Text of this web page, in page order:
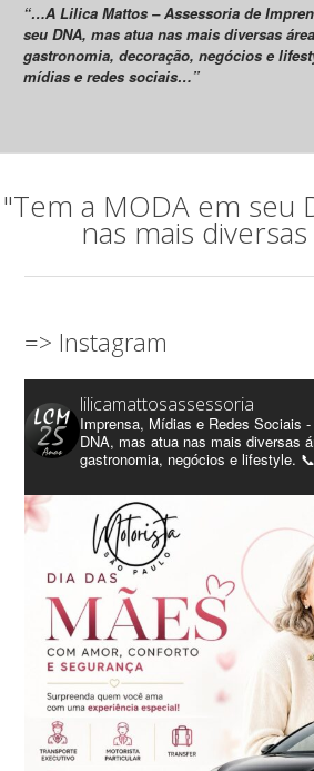
“…A Lilica Mattos – Assessoria de
seu DNA, mas atua nas mais diversas
gastronomia, decoração, negócios e
mídias e redes sociais…”
"Tem a MODA em seu
nas mais diversas
=> Instagram
lilicamattosassessoria
Imprensa, Mídias e Redes Sociais
DNA, mas atua nas mais diversas
gastronomia, negócios e lifestyle.